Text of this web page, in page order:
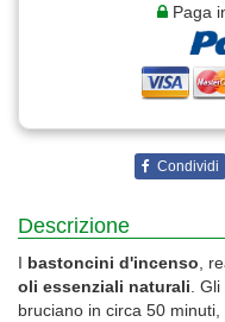
Paga
Condividi
Descrizione
I bastoncini d'incenso ,
oli essenziali naturali .
bruciano in circa 50